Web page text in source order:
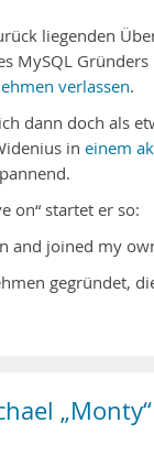
liegenden
MySQL
verlassen.
dann doch als
in einem
on“ startet er so:
and joined my
gegründet,